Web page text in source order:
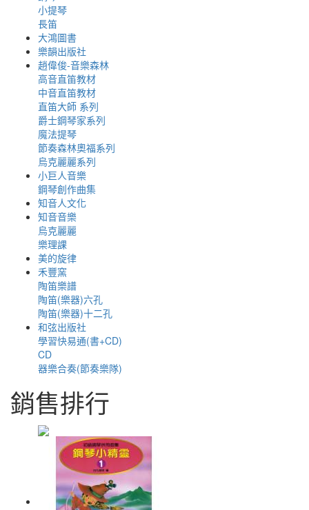
小提琴
長笛
大鴻圖書
樂韻出版社
趙偉俊-音樂森林
高音直笛教材
中音直笛教材
直笛大師 系列
爵士鋼琴家系列
魔法提琴
節奏森林奧福系列
烏克麗麗系列
小巨人音樂
鋼琴創作曲集
知音人文化
知音音樂
烏克麗麗
樂理課
美的旋律
禾豐窯
陶笛樂譜
陶笛(樂器)六孔
陶笛(樂器)十二孔
和弦出版社
學習快易通(書+CD)
CD
器樂合奏(節奏樂隊)
銷售排行